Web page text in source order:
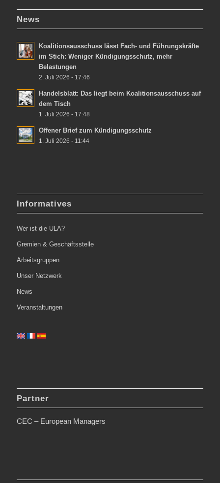
News
Koalitionsausschuss lässt Fach- und Führungskräfte
im Stich: Weniger Kündigungsschutz, mehr
Belastungen
2. Juli 2026 - 17:46
Handelsblatt: Das liegt beim Koalitionsausschuss auf
dem Tisch
1. Juli 2026 - 17:48
Offener Brief zum Kündigungsschutz
1. Juli 2026 - 11:44
Informatives
Wer ist die ULA?
Gremien & Geschäftsstelle
Arbeitsgruppen
Unser Netzwerk
News
Veranstaltungen
Partner
CEC – European Managers